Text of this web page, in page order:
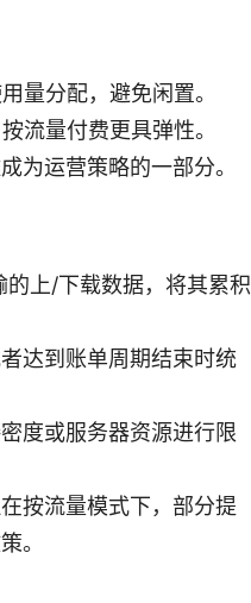
量分配，避免闲置。
流量付费更具弹性。
为运营策略的一部分。
上/下载数据，将其累积
达到账单周期结束时统
度或服务器资源进行限
按流量模式下，部分提
。